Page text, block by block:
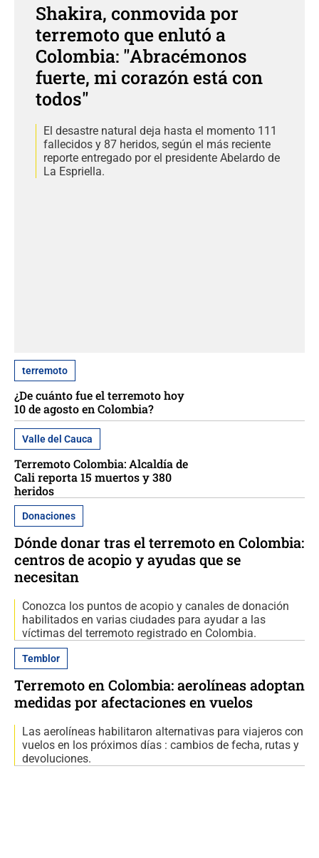
Shakira, conmovida por
terremoto que enlutó a
Colombia: "Abracémonos
fuerte, mi corazón está con
todos"
El desastre natural deja hasta el momento 111
fallecidos y 87 heridos, según el más reciente
reporte entregado por el presidente Abelardo de
La Espriella.
terremoto
¿De cuánto fue el terremoto hoy
10 de agosto en Colombia?
Valle del Cauca
Terremoto Colombia: Alcaldía de
Cali reporta 15 muertos y 380
heridos
Donaciones
Dónde donar tras el terremoto en Colombia:
centros de acopio y ayudas que se
necesitan
Conozca los puntos de acopio y canales de donación
habilitados en varias ciudades para ayudar a las
víctimas del terremoto registrado en Colombia.
Temblor
Terremoto en Colombia: aerolíneas adoptan
medidas por afectaciones en vuelos
Las aerolíneas habilitaron alternativas para viajeros con
vuelos en los próximos días : cambios de fecha, rutas y
devoluciones.